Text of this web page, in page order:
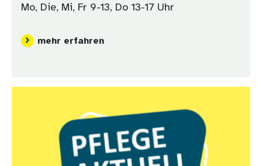
Mo, Die, Mi, Fr 9-13, Do 13-17 Uhr
mehr erfahren